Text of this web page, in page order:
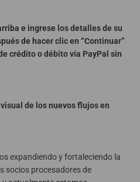
e ingrese los detalles de su
de hacer clic en “Continuar”
crédito o débito vía PayPal sin
de los nuevos flujos en
expandiendo y fortaleciendo la
socios procesadores de